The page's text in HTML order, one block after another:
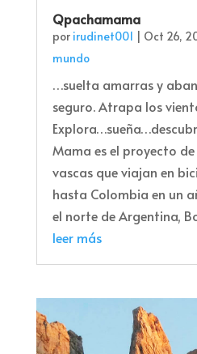
Qpachamama
por irudinet001 Oct 26,
mundo
…suelta amarras y
seguro. Atrapa los
Mama es el proyecto
vascas que viajan en
hasta Colombia en un
el norte de Argentina,
leer más